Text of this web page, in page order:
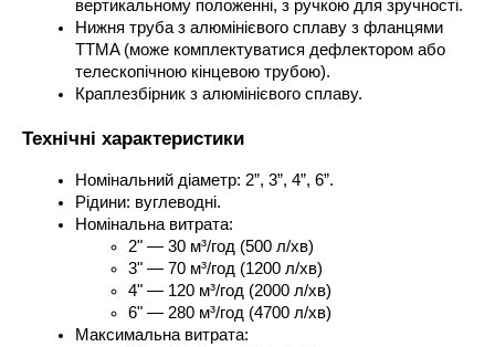
вертикальному положенні, з ручкою для зручності.
Нижня труба з алюмінієвого сплаву з фланцями
TTMA (може комплектуватися дефлектором або
телескопічною кінцевою трубою).
Краплезбірник з алюмінієвого сплаву.
Технічні характеристики
Номінальний діаметр: 2”, 3”, 4”, 6”.
Рідини: вуглеводні.
Номінальна витрата:
2" — 30 м³/год (500 л/хв)
3" — 70 м³/год (1200 л/хв)
4" — 120 м³/год (2000 л/хв)
6" — 280 м³/год (4700 л/хв)
Максимальна витрата: